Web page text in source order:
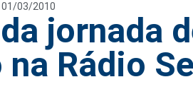
01/03/2010
jornada
Rádio